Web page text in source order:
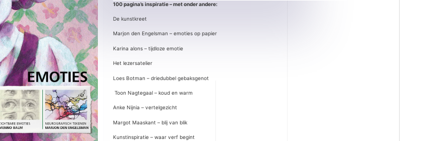
100 pagina’s inspiratie – met onder andere:
De kunstkreet
Marjon den Engelsman – emoties op papier
Karina alons – tijdloze emotie
Het lezersatelier
Loes Botman – driedubbel gebaksgenot
Toon Nagtegaal – koud en warm
Anke Nijnia – vertelgezicht
Margot Maaskant – blij van blik
Kunstinspiratie – waar verf begint